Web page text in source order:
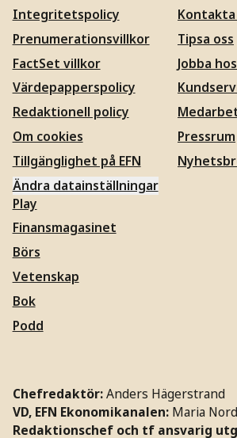
Integritetspolicy
Prenumerationsvillkor
FactSet villkor
Värdepapperspolicy
Redaktionell policy
Om cookies
Tillgänglighet på EFN
Ändra datainställningar
Kontakta
Tipsa oss
Jobba
Pressrum
Play
Finansmagasinet
Börs
Vetenskap
Bok
Podd
Chefredaktör:Anders Hägerstrand
VD, EFN Ekonomikanalen: Maria
Redaktionschef och tf ansvarig